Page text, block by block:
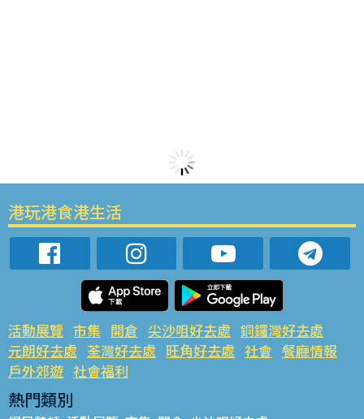
港玩港食港生活
活動展覽 市集 開倉 尖沙咀好去處 銅鑼灣好去處
元朗好去處 荃灣好去處 旺角好去處 社會 餐廳情報
戶外郊遊 社會福利
熱門類別